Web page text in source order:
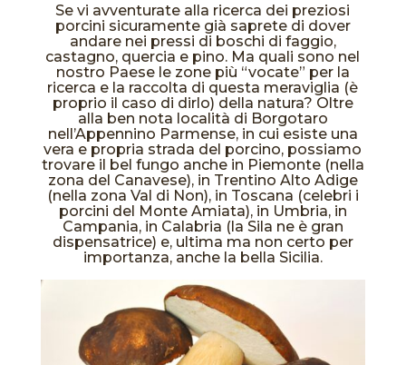
Se vi avventurate alla ricerca dei preziosi
porcini sicuramente già saprete di dover
andare nei pressi di boschi di faggio,
castagno, quercia e pino. Ma quali sono nel
nostro Paese le zone più “vocate” per la
ricerca e la raccolta di questa meraviglia (è
proprio il caso di dirlo) della natura? Oltre
alla ben nota località di Borgotaro
nell’Appennino Parmense, in cui esiste una
vera e propria strada del porcino, possiamo
trovare il bel fungo anche in Piemonte (nella
zona del Canavese), in Trentino Alto Adige
(nella zona Val di Non), in Toscana (celebri i
porcini del Monte Amiata), in Umbria, in
Campania, in Calabria (la Sila ne è gran
dispensatrice) e, ultima ma non certo per
importanza, anche la bella Sicilia.